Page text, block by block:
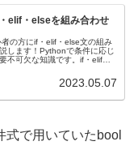
elif・elseを組み合わせ
の方にif・elif・else文の組み
します！Pythonで条件に応じ
不可欠な知識です。if・elif・
る方法を紹介します！2023.05.07
式で用いていたbool